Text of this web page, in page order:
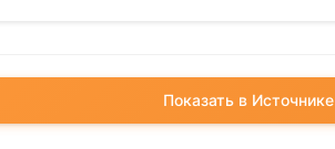
Показать в Источнике